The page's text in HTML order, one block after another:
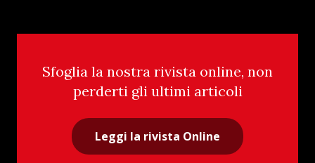
Sfoglia la nostra rivista online, non
perderti gli ultimi articoli
Leggi la rivista Online